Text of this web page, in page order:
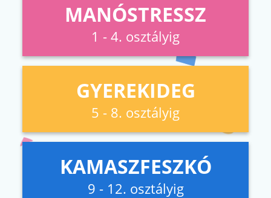
MANÓSTRESSZ
1 - 4. osztályig
GYEREKIDEG
5 - 8. osztályig
KAMASZFESZKÓ
9 - 12. osztályig